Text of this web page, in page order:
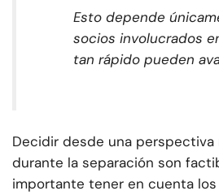
Esto depende
socios involucrados
tan rápido pueden
Decidir desde una perspectiva
durante la separación son
importante tener en cuenta